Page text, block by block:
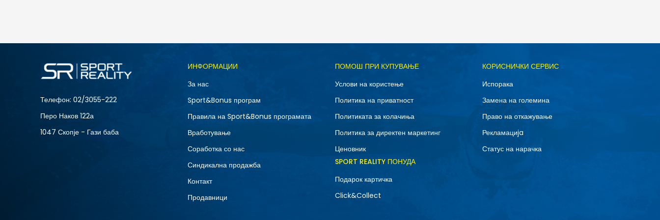
Големина
40
42.5
Телефон: 02/3055-222
Перо Наков 122а
1047 Скопје - Гази баба
ИНФОРМАЦИИ
За нас
Sport&Bonus програм
Правила на Sport&Bonus програмата
Вработување
Соработка со нас
Синдикална продажба
Контакт
Продавници
ПОМОШ ПРИ КУПУВАЊЕ
Услови на користење
Политика на приватност
Политиката за колачиња
Политика за директен маркетинг
Ценовник
КОРИСНИЧКИ СЕРВИС
Испорака
Замена на големина
Право на откажување
Рекламациja
Статус на нарачка
SPORT REALITY ПОНУДА
Подарок картичка
Click&Collect